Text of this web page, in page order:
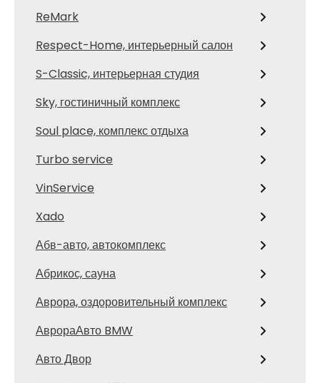
ReMark
Respect-Home, интерьерный салон
S-Classic, интерьерная студия
Sky, гостиничный комплекс
Soul place, комплекс отдыха
Turbo service
VinService
Xado
Абв-авто, автокомплекс
Абрикос, сауна
Аврора, оздоровительный комплекс
АврораАвто BMW
Авто Двор